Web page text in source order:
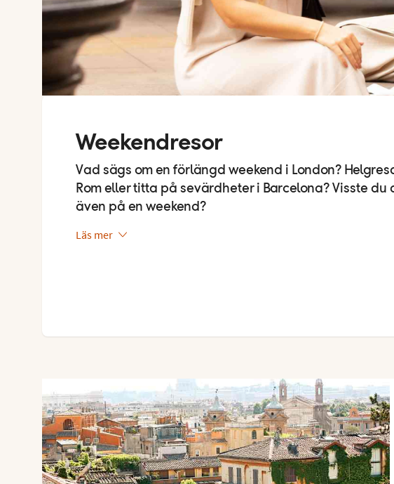
Weekendresor
Vad sägs om en förlängd weekend i London?
Rom eller titta på sevärdheter i Barcelona? Visste
även på en weekend?
Läs mer